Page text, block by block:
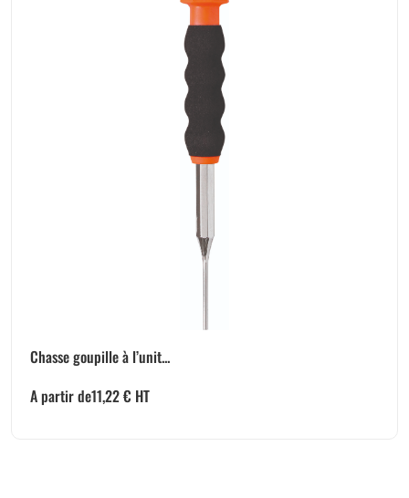
Chasse goupille à l’unit...
A partir de11,22€ HT